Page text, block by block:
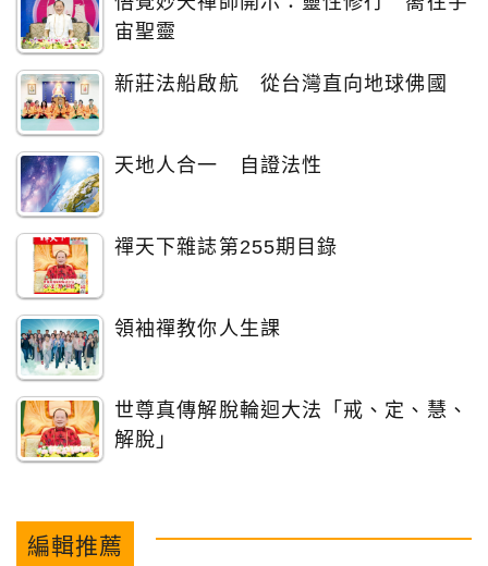
宙聖靈
新莊法船啟航 從台灣直向地球佛國
天地人合一 自證法性
禪天下雜誌第255期目錄
領袖禪教你人生課
世尊真傳解脫輪迴大法「戒、定、慧、
解脫」
編輯推薦